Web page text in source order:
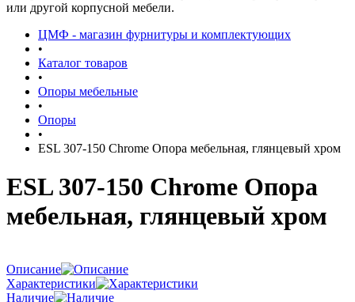
или другой корпусной мебели.
ЦМФ - магазин фурнитуры и комплектующих
•
Каталог товаров
•
Опоры мебельные
•
Опоры
•
ESL 307-150 Chrome Опора мебельная, глянцевый хром
ESL 307-150 Chrome Опора
мебельная, глянцевый хром
Описание
Характеристики
Наличие